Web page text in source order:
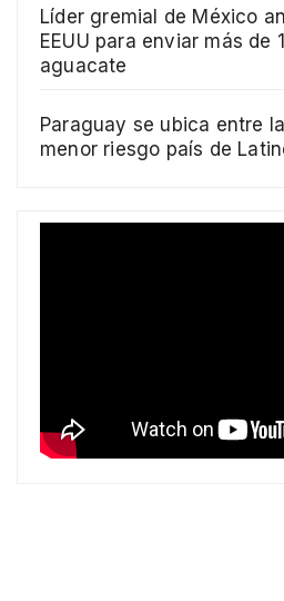
Líder gremial de México
EEUU para enviar más de
aguacate
Paraguay se ubica entre
menor riesgo país de